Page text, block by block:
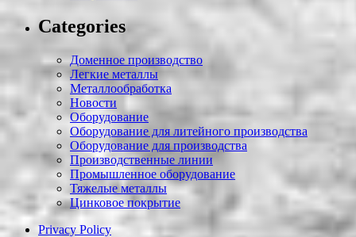
Categories
Доменное производство
Легкие металлы
Металлообработка
Новости
Оборудование
Оборудование для литейного производства
Оборудование для производства
Производственные линии
Промышленное оборудование
Тяжелые металлы
Цинковое покрытие
Privacy Policy